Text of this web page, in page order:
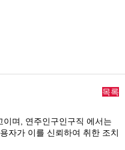
목록
이며, 연주인구인구직 에서는
자가 이를 신뢰하여 취한 조치